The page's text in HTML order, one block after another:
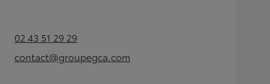
02 43 51 29 29(Opens in new tab)
contact@groupegca.com
(Opens in new tab)